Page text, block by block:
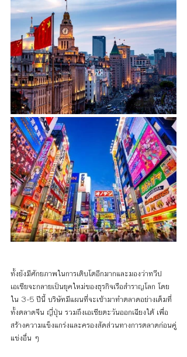
ทั้งยังมีศักยภาพในการเติบโตอีกมากและมองว่าทวีป
เอเชียจะกลายเป็นยุคใหม่ของธุรกิจเรือสำราญโลก โดย
ใน 3-5 ปีนี้ บริษัทมีแผนที่จะเข้ามาทำตลาดอย่างเต็มที่
ทั้งตลาดจีน ญี่ปุ่น รวมถึงเอเชียตะวันออกเฉียงใต้ เพื่อ
สร้างความแข็งแกร่งและครองสัดส่วนทางการตลาดก่อนคู่
แข่งอื่น ๆ